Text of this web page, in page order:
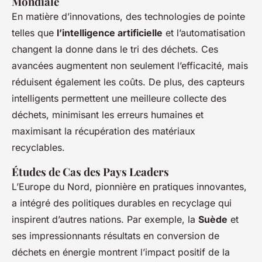
En matière d’innovations, des technologies de pointe
telles que l’intelligence artificielle et l’automatisation
changent la donne dans le tri des déchets. Ces
avancées augmentent non seulement l’efficacité, mais
réduisent également les coûts. De plus, des capteurs
intelligents permettent une meilleure collecte des
déchets, minimisant les erreurs humaines et
maximisant la récupération des matériaux
recyclables.
Études de Cas des Pays Leaders
L’Europe du Nord, pionnière en pratiques innovantes,
a intégré des politiques durables en recyclage qui
inspirent d’autres nations. Par exemple, la Suède et
ses impressionnants résultats en conversion de
déchets en énergie montrent l’impact positif de la